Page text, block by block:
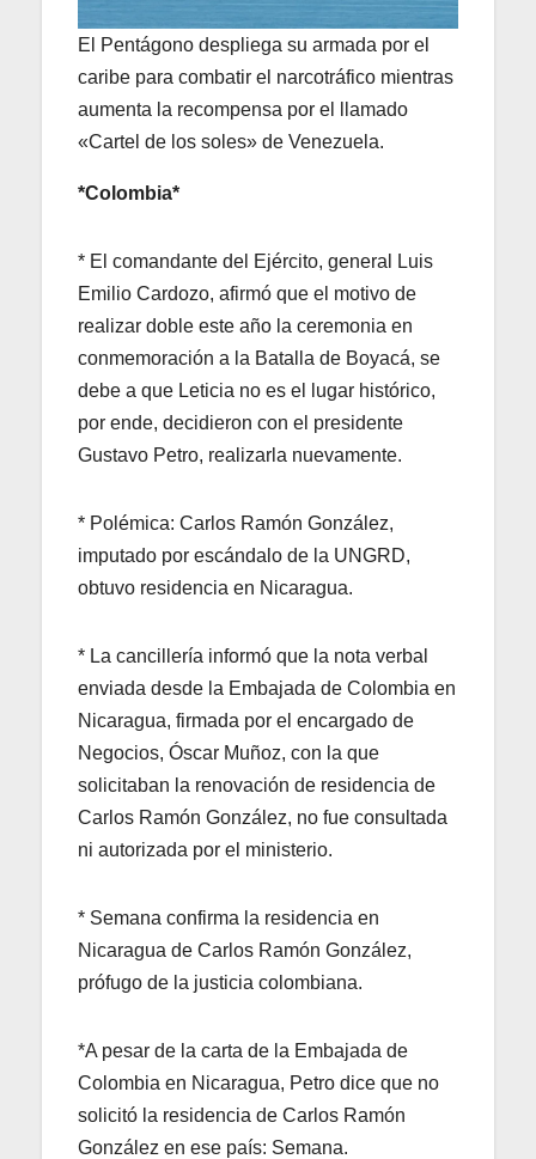
El Pentágono despliega su armada por el
caribe para combatir el narcotráfico mientras
aumenta la recompensa por el llamado
«Cartel de los soles» de Venezuela.
*Colombia*
* El comandante del Ejército, general Luis
Emilio Cardozo, afirmó que el motivo de
realizar doble este año la ceremonia en
conmemoración a la Batalla de Boyacá, se
debe a que Leticia no es el lugar histórico,
por ende, decidieron con el presidente
Gustavo Petro, realizarla nuevamente.
* Polémica: Carlos Ramón González,
imputado por escándalo de la UNGRD,
obtuvo residencia en Nicaragua.
* La cancillería informó que la nota verbal
enviada desde la Embajada de Colombia en
Nicaragua, firmada por el encargado de
Negocios, Óscar Muñoz, con la que
solicitaban la renovación de residencia de
Carlos Ramón González, no fue consultada
ni autorizada por el ministerio.
* Semana confirma la residencia en
Nicaragua de Carlos Ramón González,
prófugo de la justicia colombiana.
*A pesar de la carta de la Embajada de
Colombia en Nicaragua, Petro dice que no
solicitó la residencia de Carlos Ramón
González en ese país: Semana.